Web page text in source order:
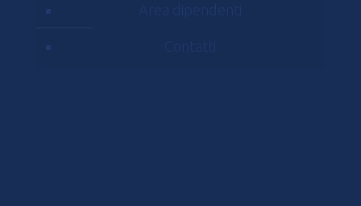
Area dipendenti
Contatti